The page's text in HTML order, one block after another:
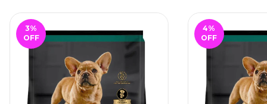
3%
OFF
4%
OFF